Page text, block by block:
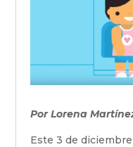
Por Lorena
Este 3 de